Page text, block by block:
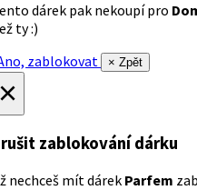
dárek pak nekoupí pro
ty :)
zablokovat
× Zpět
zablokování dárku
nechceš mít dárek Parfem